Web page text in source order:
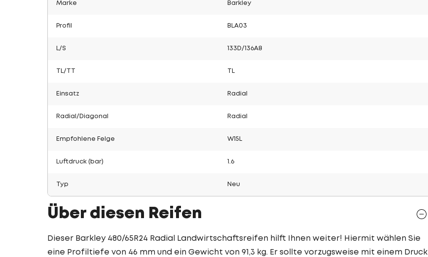
Marke Barkley
Profil BLA03
L/S 133D/136A8
TL/TT
Einsatz Radial
Radial/Diagonal Radial
Empfohlene Felge W15L
Luftdruck (bar) 1.6
Typ Neu
Über diesen Reifen
Dieser Barkley 480/65R24 Radial Landwirtschaftsreifen hilft Ihnen weiter! Hiermit wählen Sie
eine Profiltiefe von 46 mm und ein Gewicht von 91,3 kg. Er sollte vorzugsweise mit einem Druck